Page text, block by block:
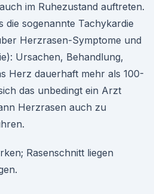
im Ruhezustand auftreten.
die sogenannte Tachykardie
Herzrasen-Symptome und
Ursachen, Behandlung,
Herz dauerhaft mehr als 100-
das unbedingt ein Arzt
Herzrasen auch zu
Rasenschnitt liegen